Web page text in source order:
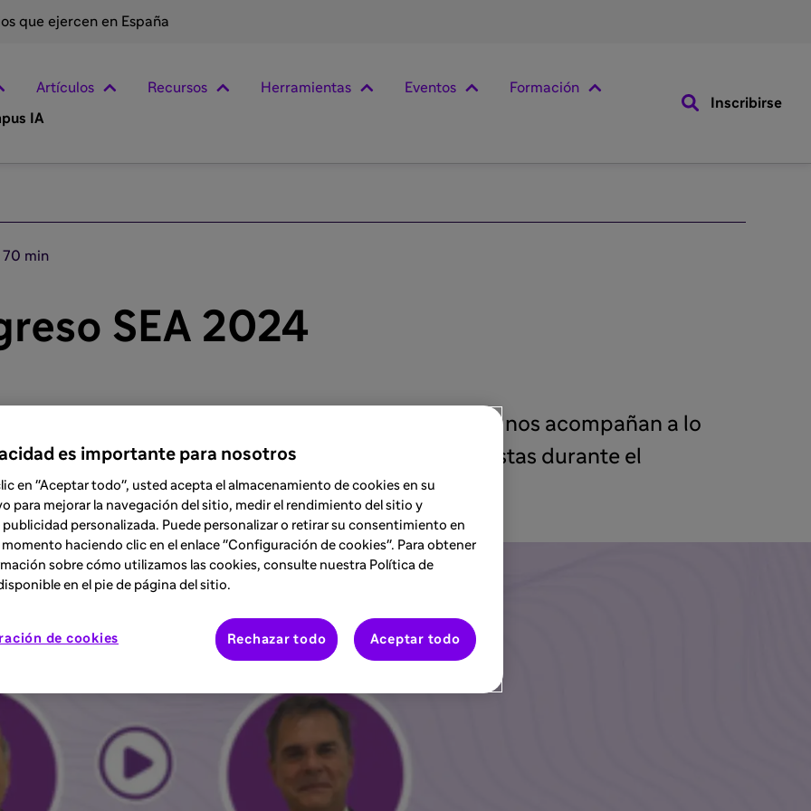
que ejercen en España
Artículos Recursos Herramientas Eventos Formación
IA
Inscribirse
70 min
SEA 2024
y el Dr. Juan José Tamarit, más de 13 especialistas nos acompañan a lo
sobre las temáticas más relevantes expuestas durante el
de Arteriosclerosis - SEA -.
es importante para nosotros
en "Aceptar todo", usted acepta el almacenamiento de cookies en su
para mejorar la navegación del sitio, medir el rendimiento del sitio y
publicidad personalizada. Puede personalizar o retirar su consentimiento en
haciendo clic en el enlace "Configuración de cookies". Para obtener
sobre cómo utilizamos las cookies, consulte nuestra Política de
en el pie de página del sitio.
de cookies Rechazar todo Aceptar todo